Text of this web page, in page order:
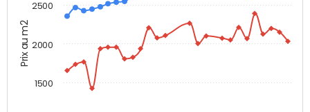
Prix au m2
1500
2000
2500